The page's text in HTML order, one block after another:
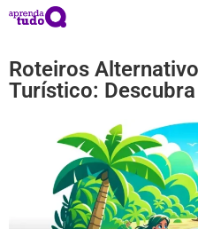
Roteiros
Turístico: